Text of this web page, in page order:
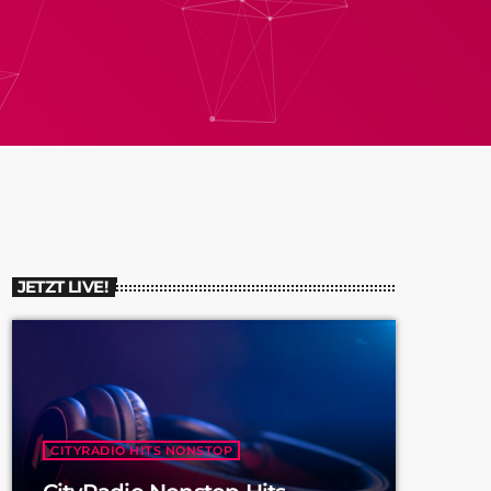
JETZT LIVE!
CITYRADIO HITS NONSTOP